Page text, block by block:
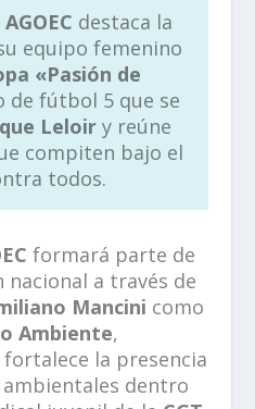
AGOEC destaca la
equipo femenino
«Pasión de
de fútbol 5 que se
Leloiry reúne
compiten bajo el
todos.
formará parte de
nacional a través de
Mancini como
Ambiente,
la presencia
dentro